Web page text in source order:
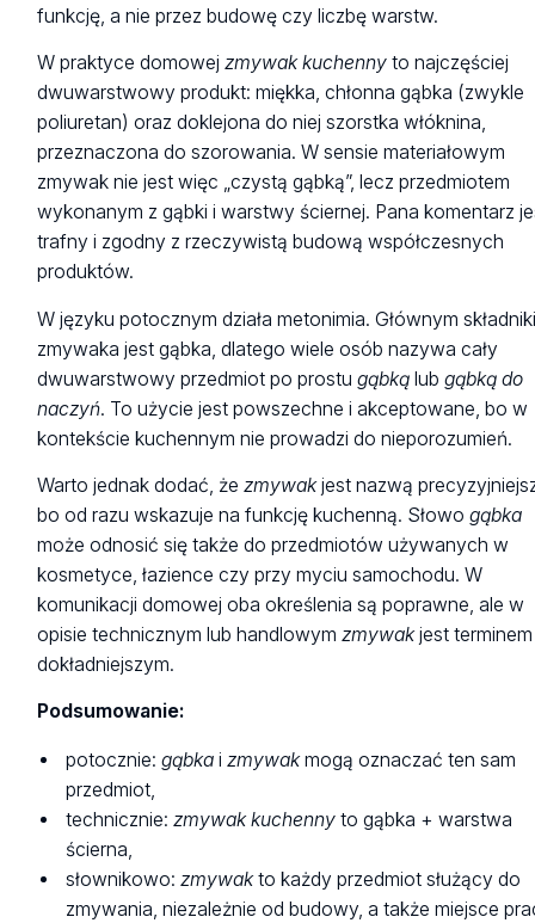
funkcję, a nie przez budowę czy liczbę warstw.
W praktyce domowejzmywak kuchenny to najczęściej
dwuwarstwowy produkt: miękka, chłonna gąbka (zwykle
poliuretan) oraz doklejona do niej szorstka włóknina,
przeznaczona do szorowania. W sensie materiałowym
zmywak nie jest więc „czystą gąbką”, lecz przedmiotem
wykonanym z gąbki i warstwy ściernej. Pana komentarz
trafny i zgodny z rzeczywistą budową współczesnych
produktów.
W języku potocznym działa metonimia. Głównym
zmywaka jest gąbka, dlatego wiele osób nazywa cały
dwuwarstwowy przedmiot po prostugąbką lubgąbką do
naczyń. To użycie jest powszechne i akceptowane, bo w
kontekście kuchennym nie prowadzi do nieporozumień.
Warto jednak dodać, żezmywakjest nazwą
bo od razu wskazuje na funkcję kuchenną. Słowogąbka
może odnosić się także do przedmiotów używanych w
kosmetyce, łazience czy przy myciu samochodu. W
komunikacji domowej oba określenia są poprawne, ale w
opisie technicznym lub handlowymzmywakjest terminem
dokładniejszym.
Podsumowanie:
potocznie:gąbka izmywakmogą oznaczać ten sam
przedmiot,
technicznie:zmywak kuchenny to gąbka + warstwa
ścierna,
słownikowo:zmywakto każdy przedmiot służący do
zmywania, niezależnie od budowy, a także miejsce